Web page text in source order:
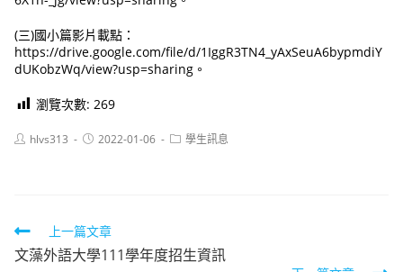
(三)國小篇影片載點：
https://drive.google.com/file/d/1IggR3TN4_yAxSeuA6bypmdiY
dUKobzWq/view?usp=sharing。
瀏覽次數: 269
Posthlvs313
Post2022-01-06
Post學生訊息
Read
more
上一篇文章
文藻外語大學111學年度招生資訊